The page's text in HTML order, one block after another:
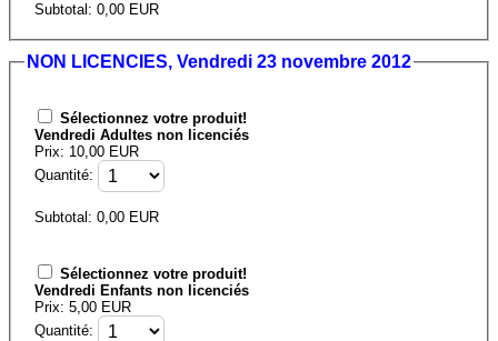
Subtotal: 0,00 EUR
NON LICENCIES, Vendredi 23 novembre 2012
Sélectionnez votre produit!
Vendredi Adultes non licenciés
Prix: 10,00 EUR
Quantité:
Subtotal: 0,00 EUR
Sélectionnez votre produit!
Vendredi Enfants non licenciés
Prix: 5,00 EUR
Quantité: